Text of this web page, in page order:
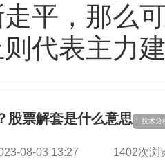
平，那么
代表主力
股票解套是什么意思 技术分
08-03 13:27 1402次浏